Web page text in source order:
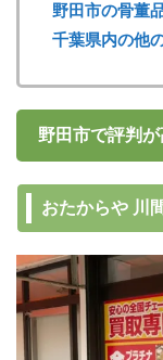
野田市の骨董
千葉県内の他
野田市で評判
おたからや 川